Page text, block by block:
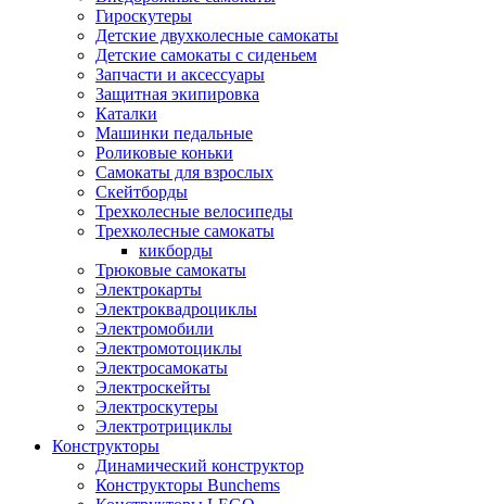
Гироскутеры
Детские двухколесные самокаты
Детские самокаты с сиденьем
Запчасти и аксессуары
Защитная экипировка
Каталки
Машинки педальные
Роликовые коньки
Самокаты для взрослых
Скейтборды
Трехколесные велосипеды
Трехколесные самокаты
кикборды
Трюковые самокаты
Электрокарты
Электроквадроциклы
Электромобили
Электромотоциклы
Электросамокаты
Электроскейты
Электроскутеры
Электротрициклы
Конструкторы
Динамический конструктор
Конструкторы Bunchems